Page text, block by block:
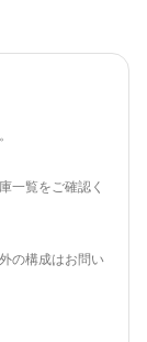
一覧をご確認く
の構成はお問い